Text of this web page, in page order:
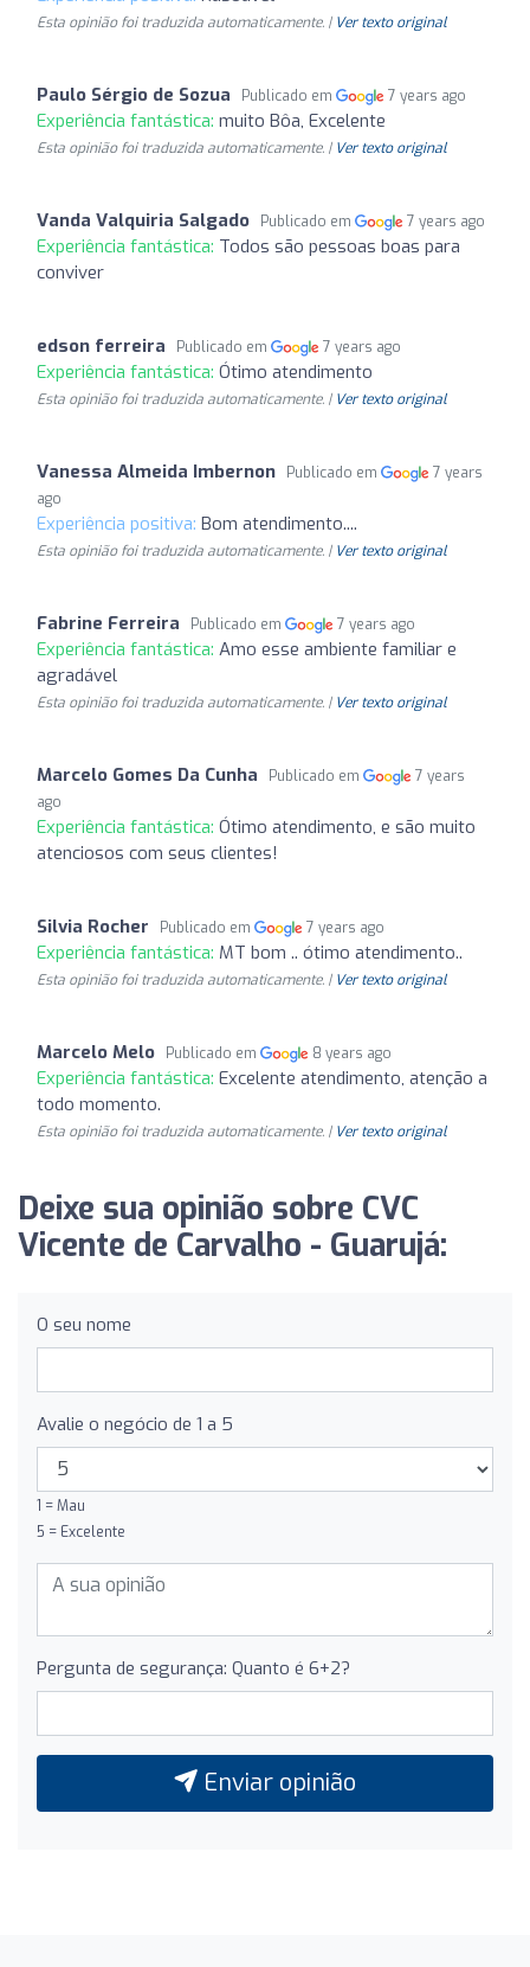
Esta opinião foi traduzida automaticamente. | Ver texto original
Paulo Sérgio de Sozua Publicado em 7 years ago
Experiência fantástica: muito Bôa, Excelente
Esta opinião foi traduzida automaticamente. | Ver texto original
Vanda Valquiria Salgado Publicado em 7 years ago
Experiência fantástica: Todos são pessoas boas para
conviver
edson ferreira Publicado em 7 years ago
Experiência fantástica: Ótimo atendimento
Esta opinião foi traduzida automaticamente. | Ver texto original
Vanessa Almeida Imbernon Publicado em
7 years
ago
Experiência positiva: Bom atendimento....
Esta opinião foi traduzida automaticamente. | Ver texto original
Fabrine Ferreira Publicado em 7 years ago
Experiência fantástica: Amo esse ambiente familiar e
agradável
Esta opinião foi traduzida automaticamente. | Ver texto original
Marcelo Gomes Da Cunha Publicado em
7 years
ago
Experiência fantástica: Ótimo atendimento, e são muito
atenciosos com seus clientes!
Silvia Rocher Publicado em 7 years ago
Experiência fantástica: MT bom .. ótimo atendimento..
Esta opinião foi traduzida automaticamente. | Ver texto original
Marcelo Melo Publicado em 8 years ago
Experiência fantástica: Excelente atendimento, atenção a
todo momento.
Esta opinião foi traduzida automaticamente. | Ver texto original
Deixe sua opinião sobre CVC
Vicente de Carvalho - Guarujá:
O seu nome
Avalie o negócio de 1 a 5
1 = Mau
5 = Excelente
Pergunta de segurança: Quanto é 6+2?
Enviar opinião